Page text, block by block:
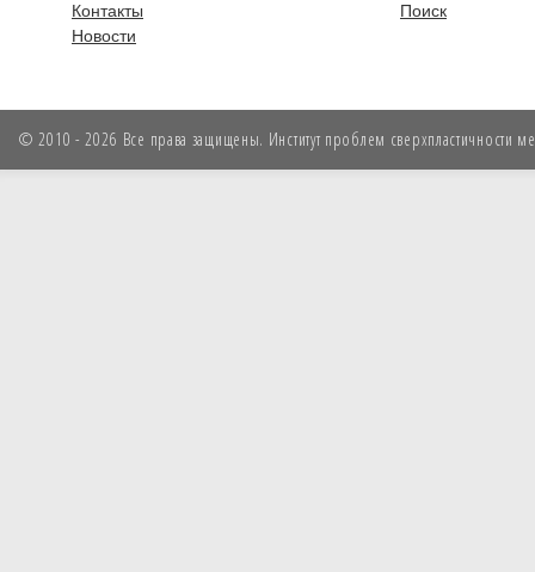
Контакты
Новости
Поиск
© 2010 - 2026 Все права защищены. Институт проблем сверхпластичности